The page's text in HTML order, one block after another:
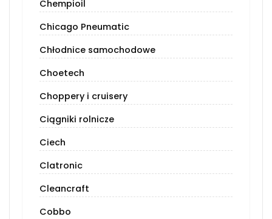
Chempioil
Chicago Pneumatic
Chłodnice samochodowe
Choetech
Choppery i cruisery
Ciągniki rolnicze
Ciech
Clatronic
Cleancraft
Cobbo